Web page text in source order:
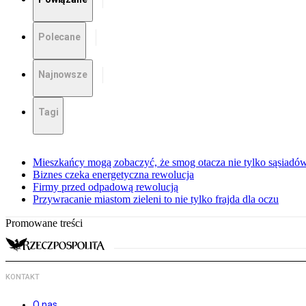
Polecane
Najnowsze
Tagi
Mieszkańcy mogą zobaczyć, że smog otacza nie tylko
Biznes czeka energetyczna rewolucja
Firmy przed odpadową rewolucją
Przywracanie miastom zieleni to nie tylko frajda dla oczu
Promowane treści
KONTAKT